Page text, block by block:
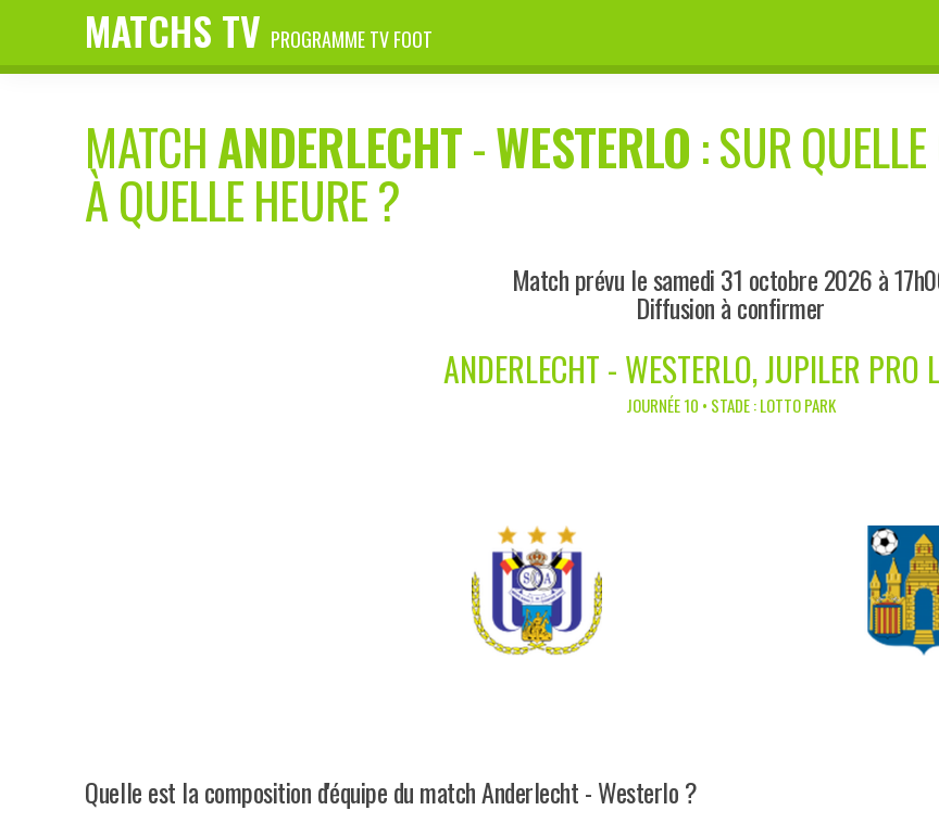
MATCHS TV PROGRAMME TV FOOT
MATCHANDERLECHT-WESTERLO: SUR
À QUELLE HEURE ?
Match prévu le samedi 31 octobre 2026 à
Diffusion à confirmer
ANDERLECHT - WESTERLO, JUPILER PRO
JOURNÉE 10 • STADE : LOTTO PARK
Quelle est la composition d'équipe du match Anderlecht - Westerlo ?